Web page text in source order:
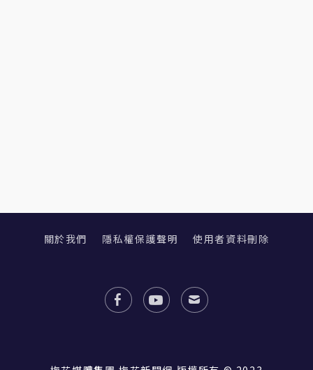
關於我們 隱私權保護聲明 使用者資料刪除